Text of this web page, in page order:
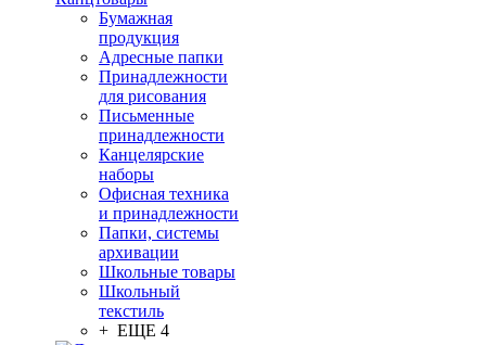
Бумажная
продукция
Адресные папки
Принадлежности
для рисования
Письменные
принадлежности
Канцелярские
наборы
Офисная техника
и принадлежности
Папки, системы
архивации
Школьные товары
Школьный
текстиль
+ ЕЩЕ 4